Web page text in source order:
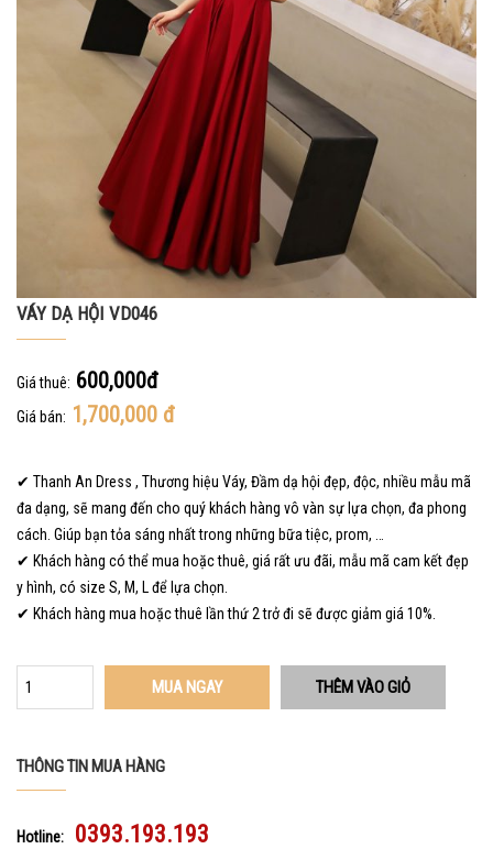
VÁY DẠ HỘI VD046
Giá thuê: 600,000đ
Giá bán: 1,700,000 đ
✔ Thanh An Dress , Thương hiệu Váy, Đầm dạ hội đẹp, độc, nhiều mẫu mã
đa dạng, sẽ mang đến cho quý khách hàng vô vàn sự lựa chọn, đa phong
cách. Giúp bạn tỏa sáng nhất trong những bữa tiệc, prom, …
✔ Khách hàng có thể mua hoặc thuê, giá rất ưu đãi, mẫu mã cam kết đẹp
y hình, có size S, M, L để lựa chọn.
✔ Khách hàng mua hoặc thuê lần thứ 2 trở đi sẽ được giảm giá 10%.
MUA NGAY
THÔNG TIN MUA HÀNG
Hotline: 0393.193.193